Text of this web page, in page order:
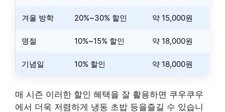
겨울 방학 20%~30% 할인 약 15,000원
명절 10%~15% 할인 약 18,000원
기념일 10% 할인 약 18,000원
매 시즌 이러한 할인 혜택을 잘 활용하면 쿠우쿠우
에서 더욱 저렴하게 냉동 초밥 등을즐길 수 있습니